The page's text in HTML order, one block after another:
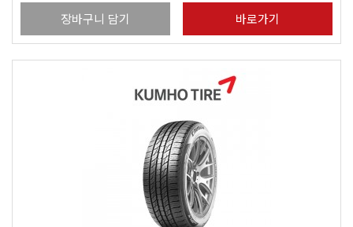
장바구니 담기 바로가기